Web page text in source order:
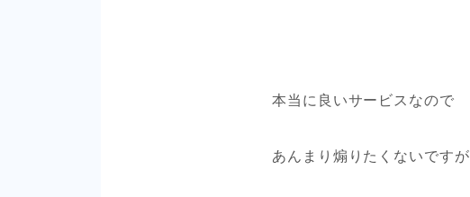
本当に良いサービスなので
あんまり煽りたくないですが